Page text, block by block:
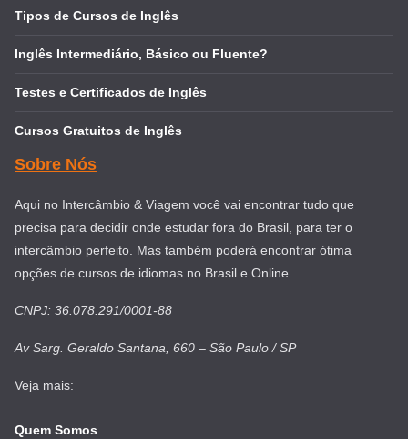
Tipos de Cursos de Inglês
Inglês Intermediário, Básico ou Fluente?
Testes e Certificados de Inglês
Cursos Gratuitos de Inglês
Sobre Nós
Aqui no Intercâmbio & Viagem você vai encontrar tudo que
precisa para decidir onde estudar fora do Brasil, para ter o
intercâmbio perfeito. Mas também poderá encontrar ótima
opções de cursos de idiomas no Brasil e Online.
CNPJ: 36.078.291/0001-88
Av Sarg. Geraldo Santana, 660 – São Paulo / SP
Veja mais:
Quem Somos